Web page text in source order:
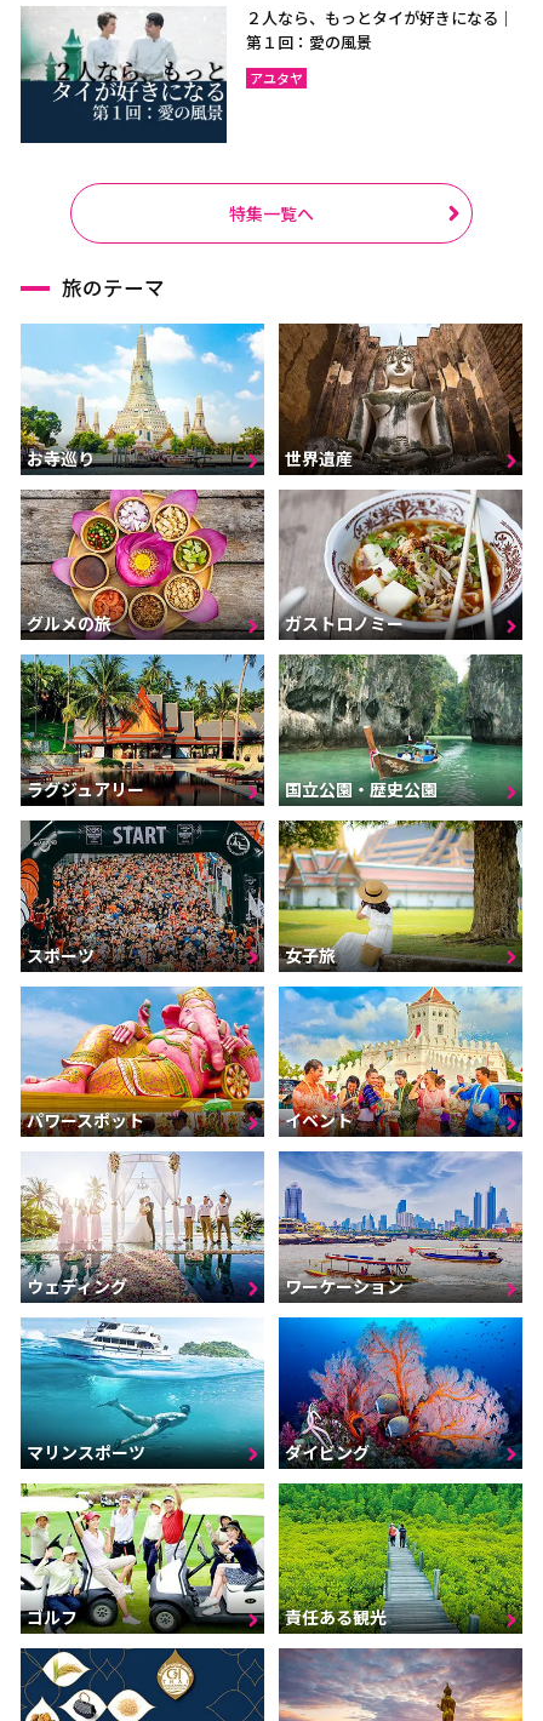
２人なら、もっとタイが好きになる｜
第１回：愛の風景
アユタヤ
特集一覧へ
旅のテーマ
お寺巡り 世界遺産
グルメの旅 ガストロノミー
ラグジュアリー 国立公園・歴史公園
スポーツ 女子旅
パワースポット イベント
ウェディング ワーケーション
マリンスポーツ ダイビング
ゴルフ 責任ある観光